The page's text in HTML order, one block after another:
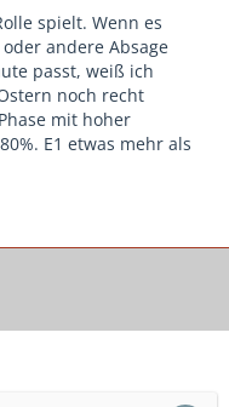
spielt. Wenn es
andere Absage
passt, weiß ich
noch recht
mit hoher
E1 etwas mehr als